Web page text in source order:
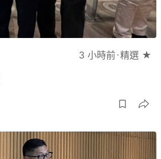
3 小時前 精選 ★